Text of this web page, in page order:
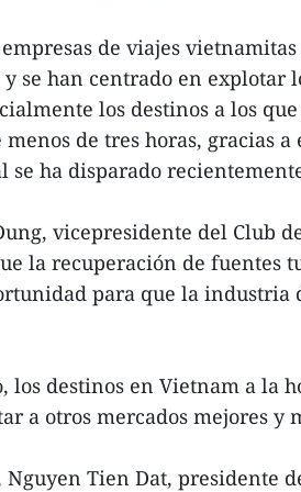
de viajes
se han centrado en explotar
los destinos a los
menos de tres horas, gracias
se ha disparado
vicepresidente del Club
la recuperación de fuentes
para que la industria
los destinos en Vietnam a la
a otros mercados mejores y
Nguyen Tien Dat, presidente